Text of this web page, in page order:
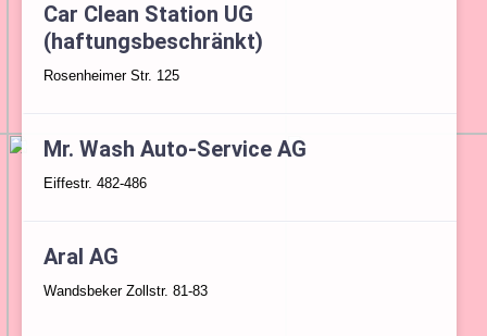
Car Clean Station UG
(haftungsbeschränkt)
Rosenheimer Str. 125
Mr. Wash Auto-Service AG
Eiffestr. 482-486
Aral AG
Wandsbeker Zollstr. 81-83